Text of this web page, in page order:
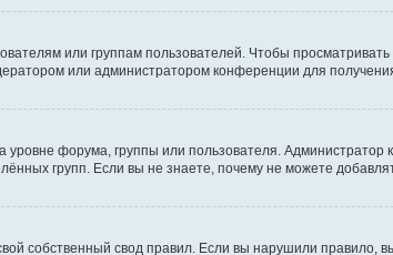
или группам пользователей. Чтобы
или администратором конференции для
форума, группы или пользователя.
групп. Если вы не знаете, почему не можете
собственный свод правил. Если вы нарушили